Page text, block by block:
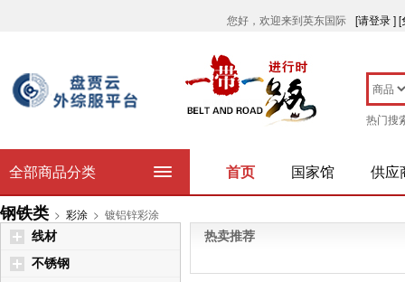
您好，欢迎来到英东国际 [请登录 ][
热门搜
首页 国家馆 供应
全部商品分类
钢铁类 > 彩涂 > 镀铝锌彩涂
热卖推荐
线材
不锈钢